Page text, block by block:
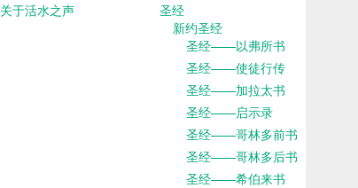
关于活水之声
圣经
新约圣经
圣经——以弗所书
圣经——使徒行传
圣经——加拉太书
圣经——启示录
圣经——哥林多前书
圣经——哥林多后书
圣经——希伯来书